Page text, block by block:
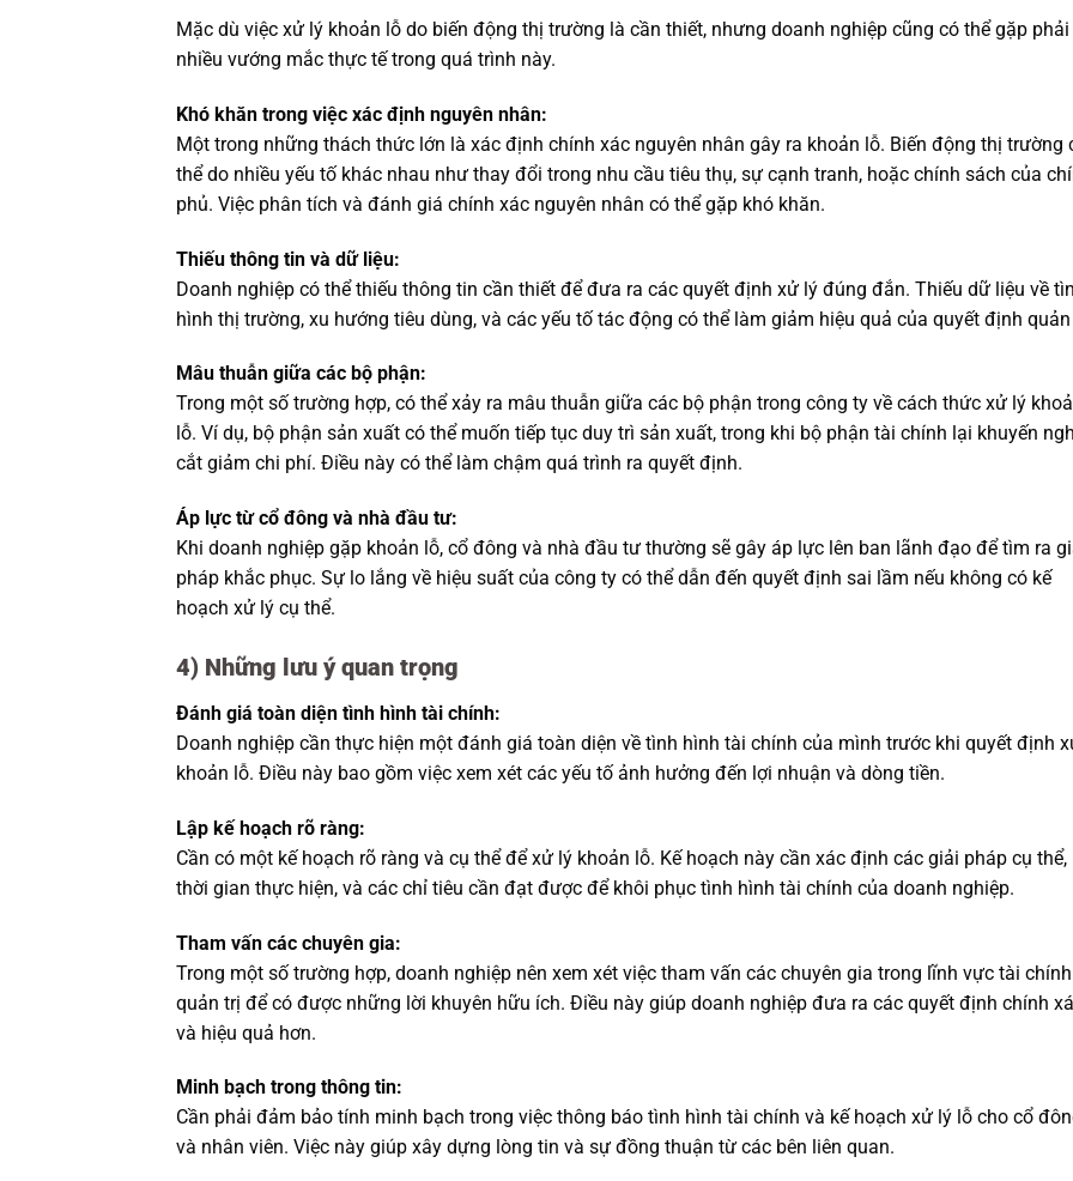
Mặc dù việc xử lý khoản lỗ do biến động thị trường là cần thiết, nhưng doanh nghiệp cũng có thể gặp phải
nhiều vướng mắc thực tế trong quá trình này.
Khó khăn trong việc xác định nguyên nhân:
Một trong những thách thức lớn là xác định chính xác nguyên nhân gây ra khoản lỗ. Biến động thị trường
thể do nhiều yếu tố khác nhau như thay đổi trong nhu cầu tiêu thụ, sự cạnh tranh, hoặc chính sách của
phủ. Việc phân tích và đánh giá chính xác nguyên nhân có thể gặp khó khăn.
Thiếu thông tin và dữ liệu:
Doanh nghiệp có thể thiếu thông tin cần thiết để đưa ra các quyết định xử lý đúng đắn. Thiếu dữ liệu về
hình thị trường, xu hướng tiêu dùng, và các yếu tố tác động có thể làm giảm hiệu quả của quyết định
Mâu thuẫn giữa các bộ phận:
Trong một số trường hợp, có thể xảy ra mâu thuẫn giữa các bộ phận trong công ty về cách thức xử lý
lỗ. Ví dụ, bộ phận sản xuất có thể muốn tiếp tục duy trì sản xuất, trong khi bộ phận tài chính lại khuyến
cắt giảm chi phí. Điều này có thể làm chậm quá trình ra quyết định.
Áp lực từ cổ đông và nhà đầu tư:
Khi doanh nghiệp gặp khoản lỗ, cổ đông và nhà đầu tư thường sẽ gây áp lực lên ban lãnh đạo để tìm ra
pháp khắc phục. Sự lo lắng về hiệu suất của công ty có thể dẫn đến quyết định sai lầm nếu không có kế
hoạch xử lý cụ thể.
4) Những lưu ý quan trọng
Đánh giá toàn diện tình hình tài chính:
Doanh nghiệp cần thực hiện một đánh giá toàn diện về tình hình tài chính của mình trước khi quyết định
khoản lỗ. Điều này bao gồm việc xem xét các yếu tố ảnh hưởng đến lợi nhuận và dòng tiền.
Lập kế hoạch rõ ràng:
Cần có một kế hoạch rõ ràng và cụ thể để xử lý khoản lỗ. Kế hoạch này cần xác định các giải pháp cụ thể,
thời gian thực hiện, và các chỉ tiêu cần đạt được để khôi phục tình hình tài chính của doanh nghiệp.
Tham vấn các chuyên gia:
Trong một số trường hợp, doanh nghiệp nên xem xét việc tham vấn các chuyên gia trong lĩnh vực tài
quản trị để có được những lời khuyên hữu ích. Điều này giúp doanh nghiệp đưa ra các quyết định chính
và hiệu quả hơn.
Minh bạch trong thông tin:
Cần phải đảm bảo tính minh bạch trong việc thông báo tình hình tài chính và kế hoạch xử lý lỗ cho cổ
và nhân viên. Việc này giúp xây dựng lòng tin và sự đồng thuận từ các bên liên quan.